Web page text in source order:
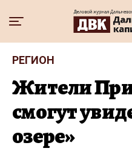
РЕГИОН
Жители
смогут
озере»